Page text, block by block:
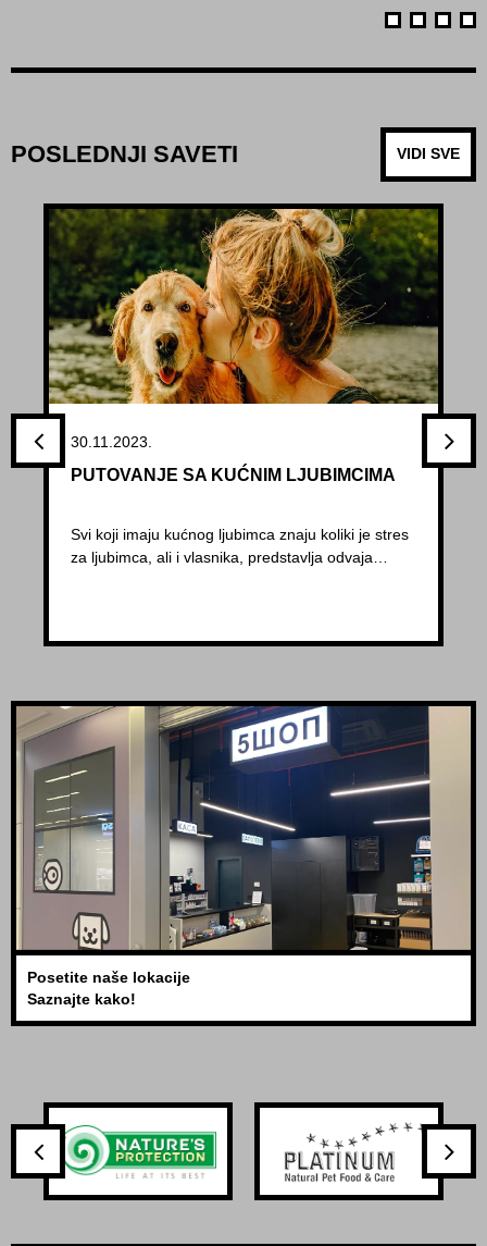
POSLEDNJI SAVETI VIDI SVE
30.11.2023.
PUTOVANJE SA KUĆNIM LJUBIMCIMA
Svi koji imaju kućnog ljubimca znaju koliki je stres
za ljubimca, ali i vlasnika, predstavlja odvaja…
Posetite naše lokacije
Saznajte kako!